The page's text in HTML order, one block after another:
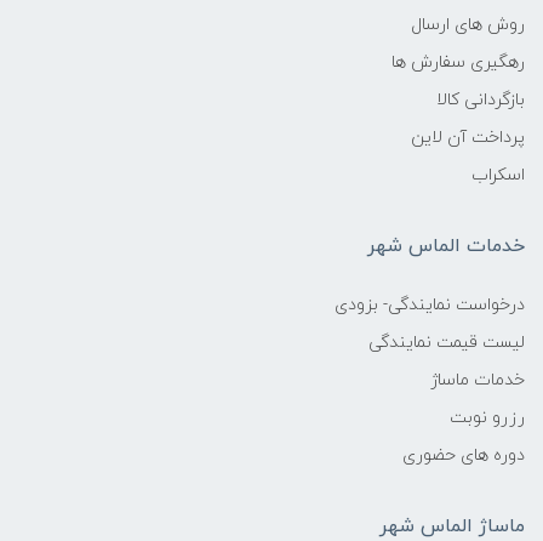
روش های ارسال
رهگیری سفارش ها
بازگردانی کالا
پرداخت آن لاین
اسکراب
خدمات الماس شهر
درخواست نمایندگی- بزودی
لیست قیمت نمایندگی
خدمات ماساژ
رزرو نوبت
دوره های حضوری
ماساژ الماس شهر